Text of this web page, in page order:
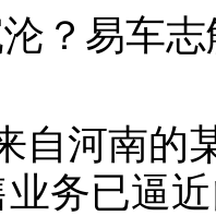
自河南的
务已逼